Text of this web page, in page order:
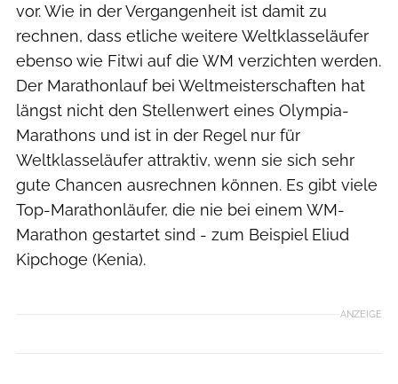
vor. Wie in der Vergangenheit ist damit zu
rechnen, dass etliche weitere Weltklasseläufer
ebenso wie Fitwi auf die WM verzichten werden.
Der Marathonlauf bei Weltmeisterschaften hat
längst nicht den Stellenwert eines Olympia-
Marathons und ist in der Regel nur für
Weltklasseläufer attraktiv, wenn sie sich sehr
gute Chancen ausrechnen können. Es gibt viele
Top-Marathonläufer, die nie bei einem WM-
Marathon gestartet sind - zum Beispiel Eliud
Kipchoge (Kenia).
ANZEIGE